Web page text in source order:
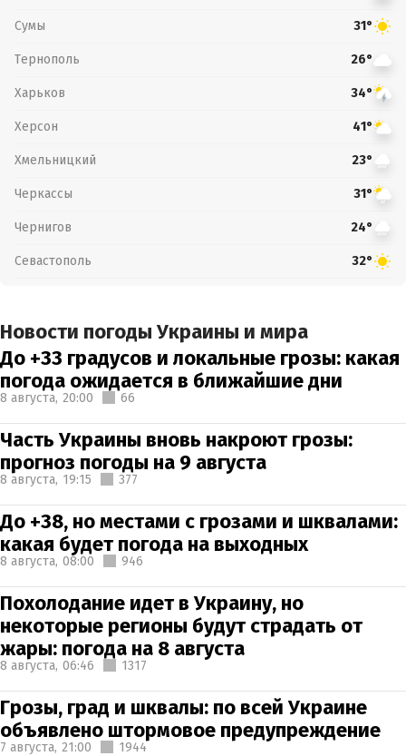
Сумы 31°
Тернополь 26°
Харьков 34°
Херсон 41°
Хмельницкий 23°
Черкассы 31°
Чернигов 24°
Севастополь 32°
Новости погоды Украины и мира
До +33 градусов и локальные грозы: какая
погода ожидается в ближайшие дни
8 августа, 20:00 66
Часть Украины вновь накроют грозы:
прогноз погоды на 9 августа
8 августа, 19:15 377
До +38, но местами с грозами и шквалами:
какая будет погода на выходных
8 августа, 08:00 946
Похолодание идет в Украину, но
некоторые регионы будут страдать от
жары: погода на 8 августа
8 августа, 06:46 1317
Грозы, град и шквалы: по всей Украине
объявлено штормовое предупреждение
7 августа, 21:00 1944